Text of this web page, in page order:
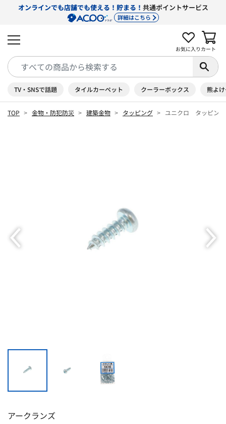
オンラインでも店舗でも使える！貯まる！ 共通ポイントサービス
詳細はこちら
お気に入り カート
TV・SNSで話題 タイルカーペット クーラーボックス 熊よ
TOP 金物・防犯防災 建築金物 タッピング ユニクロ タッピン
アークランズ